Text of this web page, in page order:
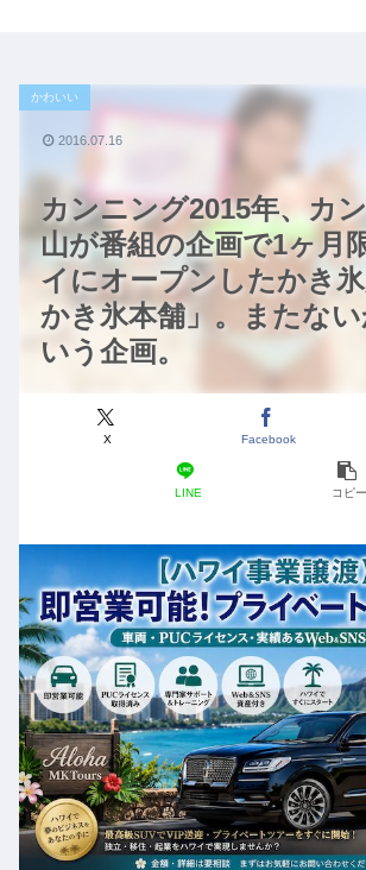
カンニング2015年、カ
山が番組の企画で1ヶ月
イにオープンしたかき
かき氷本舗」。またな
いう企画。
かわいい
X Facebook
LINE コピー
2016.07.16